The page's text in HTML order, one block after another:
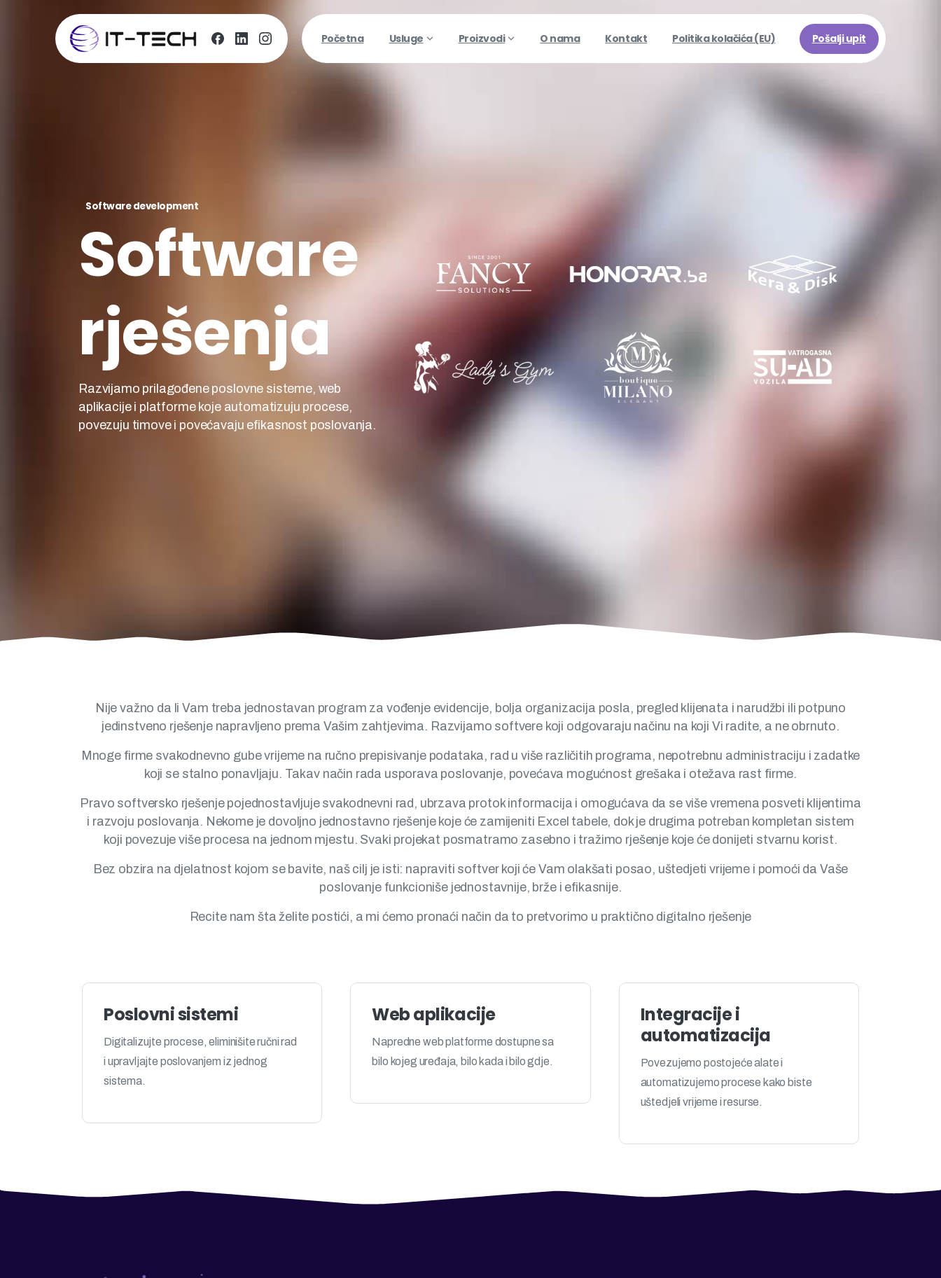
Početna Usluge Proizvodi O nama Kontakt Politika kolačića (EU) Pošalji upit
Software development
Software
rješenja
Razvijamo prilagođene poslovne sisteme, web
aplikacije i platforme koje automatizuju procese,
povezuju timove i povećavaju efikasnost poslovanja.
Nije važno da li Vam treba jednostavan program za vođenje evidencije, bolja organizacija posla, pregled klijenata i narudžbi ili potpuno
jedinstveno rješenje napravljeno prema Vašim zahtjevima. Razvijamo softvere koji odgovaraju načinu na koji Vi radite, a ne obrnuto.
Mnoge firme svakodnevno gube vrijeme na ručno prepisivanje podataka, rad u više različitih programa, nepotrebnu administraciju i zadatke
koji se stalno ponavljaju. Takav način rada usporava poslovanje, povećava mogućnost grešaka i otežava rast firme.
Pravo softversko rješenje pojednostavljuje svakodnevni rad, ubrzava protok informacija i omogućava da se više vremena posveti klijentima
i razvoju poslovanja. Nekome je dovoljno jednostavno rješenje koje će zamijeniti Excel tabele, dok je drugima potreban kompletan sistem
koji povezuje više procesa na jednom mjestu. Svaki projekat posmatramo zasebno i tražimo rješenje koje će donijeti stvarnu korist.
Bez obzira na djelatnost kojom se bavite, naš cilj je isti: napraviti softver koji će Vam olakšati posao, uštedjeti vrijeme i pomoći da Vaše
poslovanje funkcioniše jednostavnije, brže i efikasnije.
Recite nam šta želite postići, a mi ćemo pronaći način da to pretvorimo u praktično digitalno rješenje
Poslovni sistemi
Digitalizujte procese, eliminišite ručni rad
i upravljajte poslovanjem iz jednog
sistema.
Web aplikacije
Napredne web platforme dostupne sa
bilo kojeg uređaja, bilo kada i bilo gdje.
Integracije i
automatizacija
Povezujemo postojeće alate i
automatizujemo procese kako biste
uštedjeli vrijeme i resurse.